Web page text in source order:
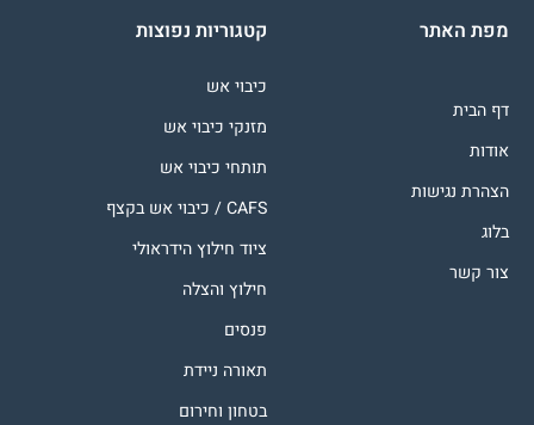
מפת האתר
דף הבית
אודות
הצהרת נגישות
בלוג
צור קשר
קטגוריות נפוצות
כיבוי אש
מזנקי כיבוי אש
תותחי כיבוי אש
CAFS / כיבוי אש בקצף
ציוד חילוץ הידראולי
חילוץ והצלה
פנסים
תאורה ניידת
בטחון וחירום